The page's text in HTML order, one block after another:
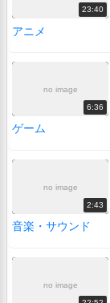
23:40
アニメ
no image
6:36
ゲーム
no image
2:43
音楽・サウンド
no image